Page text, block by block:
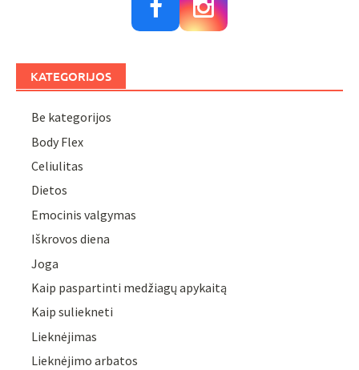
KATEGORIJOS
Be kategorijos
Body Flex
Celiulitas
Dietos
Emocinis valgymas
Iškrovos diena
Joga
Kaip paspartinti medžiagų apykaitą
Kaip suliekneti
Lieknėjimas
Lieknėjimo arbatos